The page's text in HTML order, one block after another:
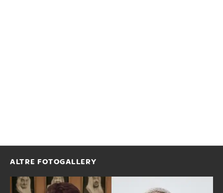
ALTRE FOTOGALLERY